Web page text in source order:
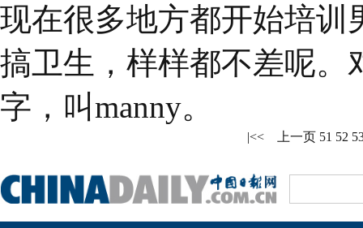
现在很多地方都开始培训
搞卫生，样样都不差呢。
字，叫manny。
|<< 上一页 51 52